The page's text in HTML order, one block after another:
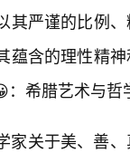
严谨的比例
蕴含的理性精
希腊艺术与哲
家关于美、善